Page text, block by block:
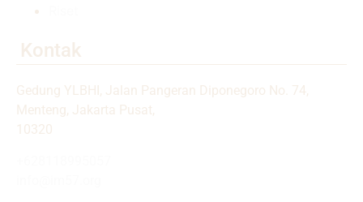
Kontak
Gedung YLBHI, Jalan Pangeran Diponegoro No. 74,
Menteng, Jakarta Pusat,
10320